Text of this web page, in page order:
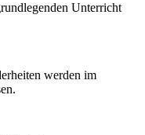
Unterricht
werden im